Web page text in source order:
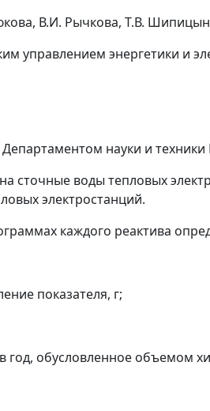
В.И. Рычкова, Т.В.
управлением энергетики и
науки и техники
сточные воды тепловых
электростанций.
каждого реактива
показателя, г;
год, обусловленное объемом